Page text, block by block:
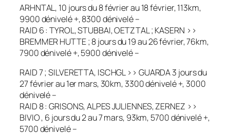
ARHNTAL, 10 jours du 8 février au 18 février, 113km,
9900 dénivelé +, 8300 dénivelé –
RAID 6 : TYROL, STUBBAI, OETZTAL ; KASERN >>
BREMMER HUTTE ; 8 jours du 19 au 26 février, 76km,
7900 dénivelé +, 5900 dénivelé –
RAID 7 ; SILVERETTA, ISCHGL >> GUARDA 3 jours du
27 février au 1er mars, 30km, 3300 dénivelé +, 3000
dénivelé –
RAID 8 : GRISONS, ALPES JULIENNES, ZERNEZ >>
BIVIO , 6 jours du 2 au 7 mars, 93km, 5700 dénivelé +,
5700 dénivelé –